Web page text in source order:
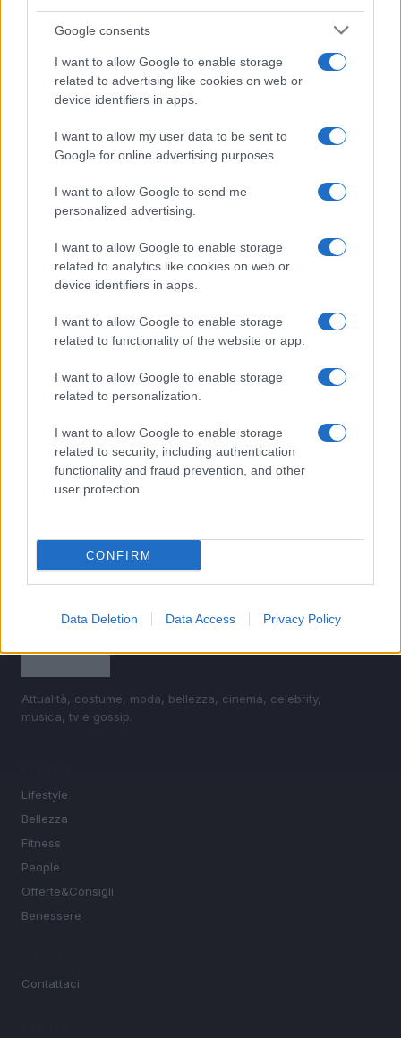
Google consents
I want to allow Google to enable storage
related to advertising like cookies on web or
device identifiers in apps.
I want to allow my user data to be sent to
Google for online advertising purposes.
I want to allow Google to send me
personalized advertising.
I want to allow Google to enable storage
related to analytics like cookies on web or
device identifiers in apps.
I want to allow Google to enable storage
related to functionality of the website or app.
I want to allow Google to enable storage
related to personalization.
I want to allow Google to enable storage
related to security, including authentication
functionality and fraud prevention, and other
user protection.
CONFIRM
Data Deletion Data Access Privacy Policy
Principessa Eugenie di York annuncia la nascita della
Camilla Fiore · 4 Ago 2026
PIÙ LETTI
Sognare una bara è presagio di morte?
relax in Scozia
Giuseppe Cruciani e i vent’anni de La Zanzara: libertà,
Rocco Siffredi: dalla pericardite del figlio al ritorno sul
set
Attualità, costume, moda, bellezza, cinema, celebrity,
musica, tv e gossip.
Lifestyle
Bellezza
Fitness
People
Offerte&Consigli
Benessere
Contattaci